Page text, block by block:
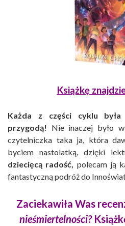
Książkę
Każda z części cyklu
przygodą!
Nie inaczej było
czytelniczka taka ja, która
byciem nastolatką, dzięki
dziecięcą radość, polecam ją
fantastyczną podróż do
Zaciekawiła Was
nieśmiertelności?